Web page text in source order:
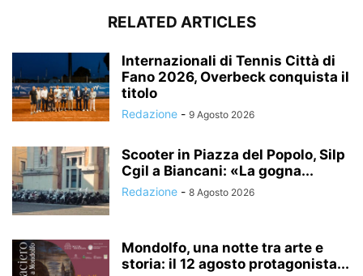
RELATED ARTICLES
Internazionali di Tennis Città di
Fano 2026, Overbeck conquista il
titolo
Redazione - 9 Agosto 2026
Scooter in Piazza del Popolo, Silp
Cgil a Biancani: «La gogna...
Redazione - 8 Agosto 2026
Mondolfo, una notte tra arte e
storia: il 12 agosto protagonista...